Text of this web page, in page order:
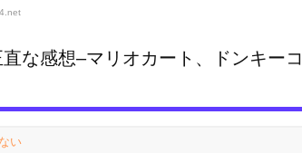
.net
な感想–マリオカート、ドンキーコ
い